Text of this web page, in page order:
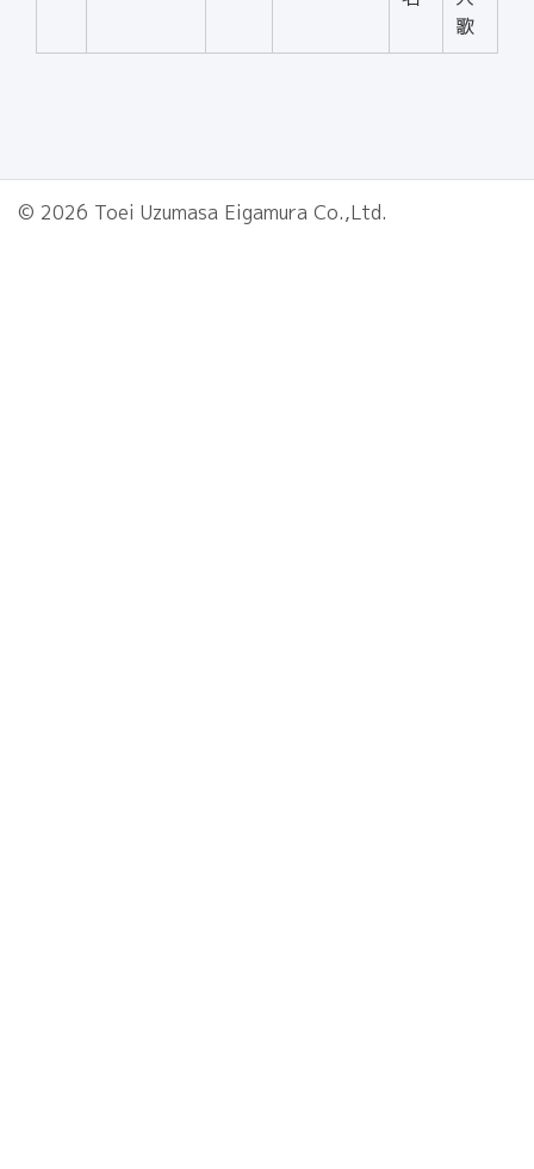
歌
© 2026 Toei Uzumasa Eigamura Co.,Ltd.